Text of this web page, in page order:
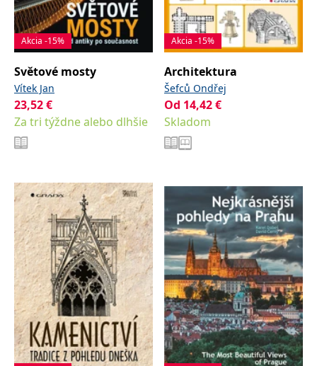
Akcia -15%
Světové mosty
Vítek Jan
23,52€
Za tri týždne alebo dlhšie
Akcia -15%
Architektura
Šefců Ondřej
Od 14,42€
Skladom